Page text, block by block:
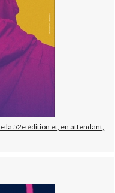
la 52e édition et, en attendant,